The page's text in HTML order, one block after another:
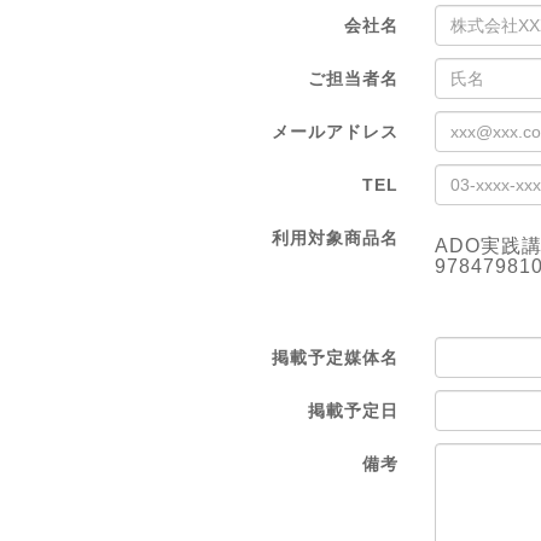
会社名
ご担当者名
メールアドレス
TEL
利用対象商品名
ADO実践
掲載予定媒体名
掲載予定日
備考